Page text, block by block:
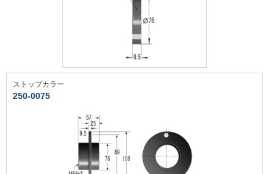
ストップカラー
250-0075